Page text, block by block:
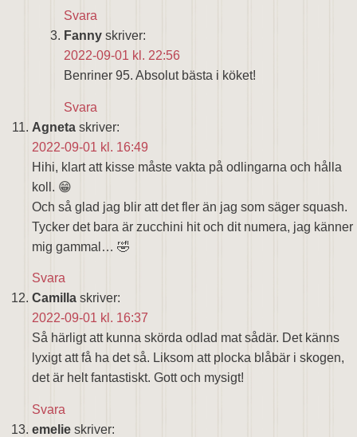
Svara
Fanny skriver:
2022-09-01 kl. 22:56
Benriner 95. Absolut bästa i köket!
Svara
Agneta skriver:
2022-09-01 kl. 16:49
Hihi, klart att kisse måste vakta på odlingarna och hålla
koll. 😁
Och så glad jag blir att det fler än jag som säger squash.
Tycker det bara är zucchini hit och dit numera, jag känner
mig gammal… 🤣
Svara
Camilla skriver:
2022-09-01 kl. 16:37
Så härligt att kunna skörda odlad mat sådär. Det känns
lyxigt att få ha det så. Liksom att plocka blåbär i skogen,
det är helt fantastiskt. Gott och mysigt!
Svara
emelie skriver: